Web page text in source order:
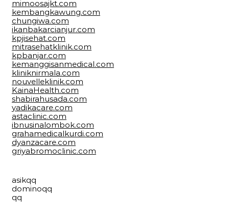
mimoosajkt.com
kembangkawung.com
chungiwa.com
ikanbakarcianjur.com
kpjisehat.com
mitrasehatklinik.com
kpbanjar.com
kemanggisanmedical.com
kliniknirmala.com
nouvelleklinik.com
KainaHealth.com
shabirahusada.com
yadikacare.com
astaclinic.com
ibnusinalombok.com
grahamedicalkurdi.com
dyanzacare.com
griyabromoclinic.com
asikqq
dominoqq
qq